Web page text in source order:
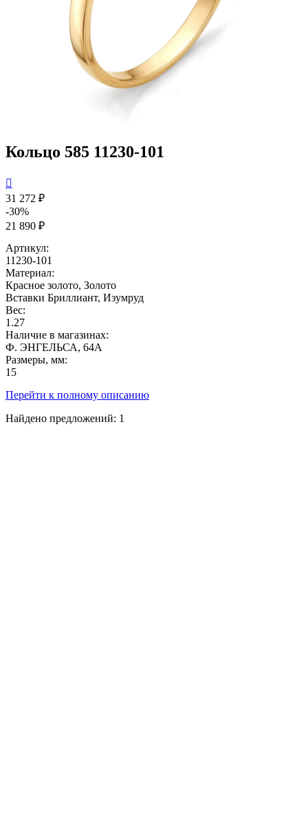
Кольцо 585 11230-101

31 272 ₽
-30%
21 890 ₽
Артикул:
11230-101
Материал:
Красное золото, Золото
Вставки Бриллиант, Изумруд
Вес:
1.27
Наличие в магазинах:
Ф. ЭНГЕЛЬСА, 64А
Размеры, мм:
15
Перейти к полному описанию
Найдено предложений: 1